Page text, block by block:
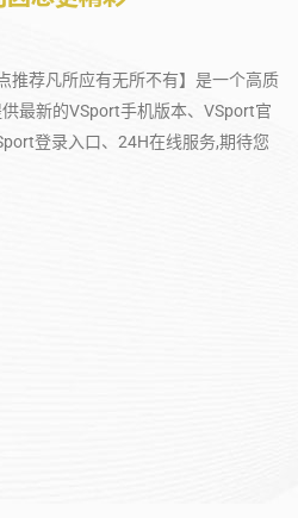
推荐凡所应有无所不有】是一个高质
最新的VSport手机版本、VSport官
登录入口、24H在线服务,期待您